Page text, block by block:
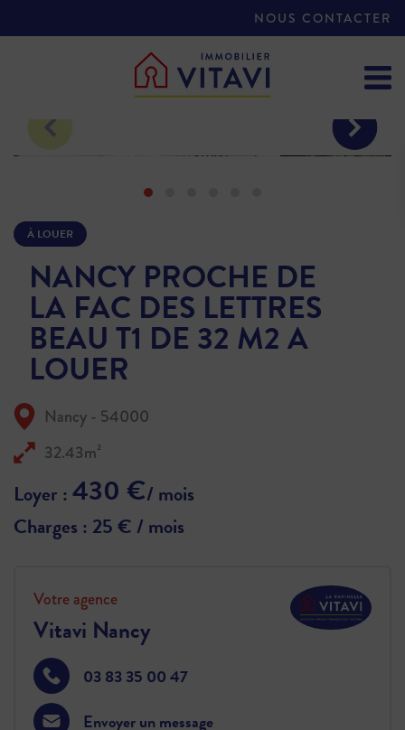
NOUS CONTACTER
À LOUER
NANCY PROCHE DE
LA FAC DES LETTRES
BEAU T1 DE 32 M2 A
LOUER
Nancy - 54000
32.43m²
Loyer :430 €/ mois
Charges : 25 € / mois
Votre agence
Vitavi Nancy
03 83 35 00 47
Envoyer un message